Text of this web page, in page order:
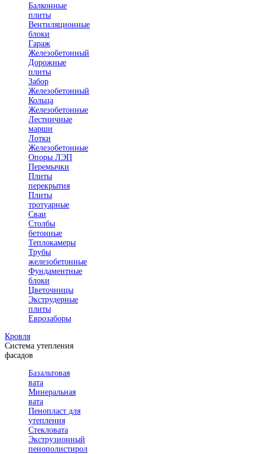
Балконные
плиты
Вентиляционные
блоки
Гараж
Железобетонный
Дорожные
плиты
Забор
Железобетонный
Кольца
Железобетонные
Лестничные
марши
Лотки
Железобетонные
Опоры ЛЭП
Перемычки
Плиты
перекрытия
Плиты
тротуарные
Сваи
Столбы
бетонные
Теплокамеры
Трубы
железобетонные
Фундаментные
блоки
Цветочницы
Экструдерные
плиты
Еврозаборы
Кровля
Система утепления
фасадов
Базальтовая
вата
Минеральная
вата
Пенопласт для
утепления
Стекловата
Экструзионный
пенополистирол